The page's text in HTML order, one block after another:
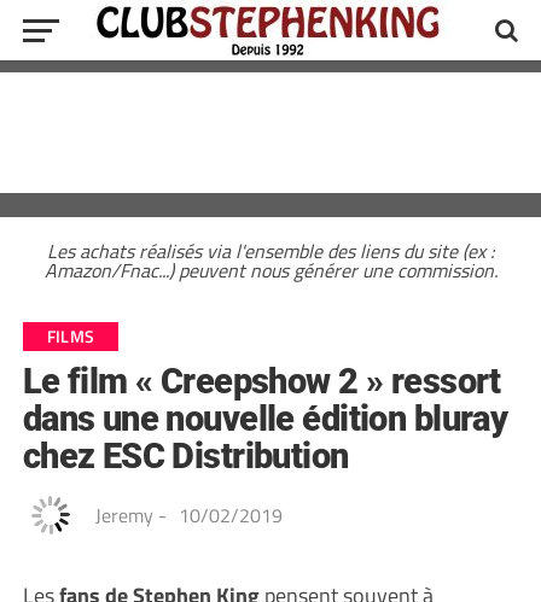
Les achats réalisés via l'ensemble des liens du site (ex :
Amazon/Fnac...) peuvent nous générer une commission.
FILMS
Le film « Creepshow 2 » ressort
dans une nouvelle édition bluray
chez ESC Distribution
Jeremy - 10/02/2019
Lesfans de Stephen Kingpensent souvent à